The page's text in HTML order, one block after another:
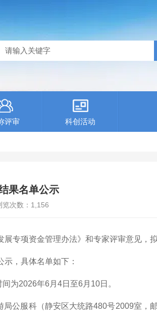
评审 科创活动
果名单公示
览次数： 1,156
专项资金管理办法》和专家评审意见，
，具体名单如下：
为2026年6月4日至6月10日。
公服科（静安区大统路480号2009室，邮